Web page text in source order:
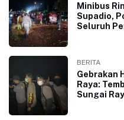
Minibus
Supadio,
Seluruh
BERITA
Gebrakan
Raya:
Sungai